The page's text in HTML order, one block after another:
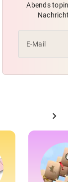
Abends
E-Mail
chevron_right